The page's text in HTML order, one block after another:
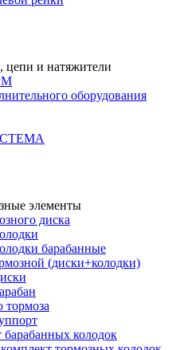
цепи и натяжители
оборудования
элементы
диска
барабанные
(диски+колодки)
тормоза
барабанных колодок